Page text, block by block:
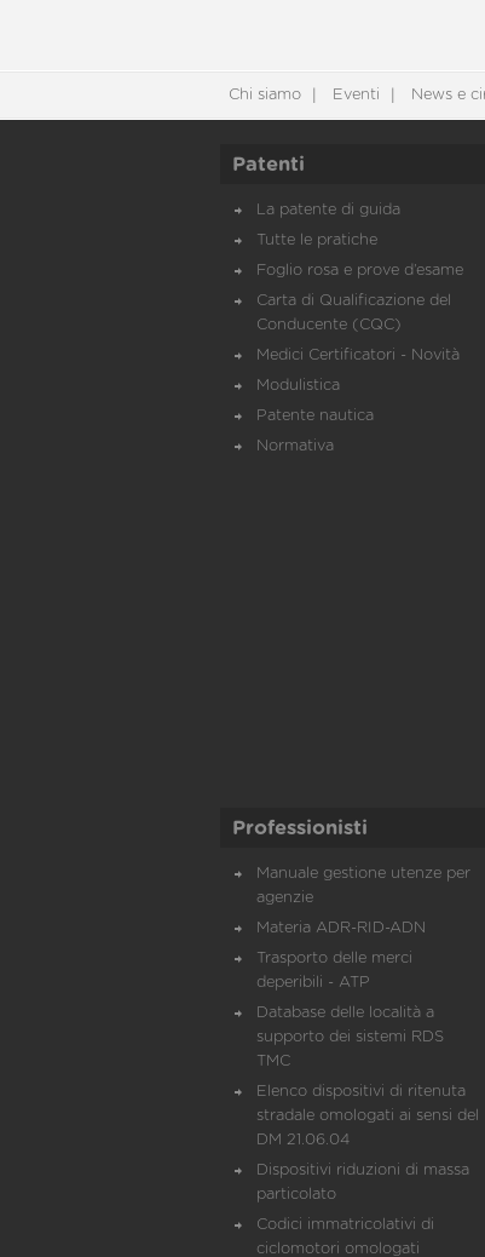
Chi siamo Eventi News e
Patenti
La patente di guida
Tutte le pratiche
Foglio rosa e prove d’esame
Carta di Qualificazione del
Conducente (CQC)
Medici Certificatori - Novità
Modulistica
Patente nautica
Normativa
Professionisti
Manuale gestione utenze per
agenzie
Materia ADR-RID-ADN
Trasporto delle merci
deperibili - ATP
Database delle località a
supporto dei sistemi RDS
TMC
Elenco dispositivi di ritenuta
stradale omologati ai sensi del
DM 21.06.04
Dispositivi riduzioni di massa
particolato
Codici immatricolativi di
ciclomotori omologati